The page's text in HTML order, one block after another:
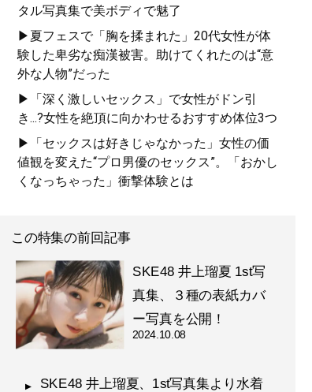
タル写真集で美ボディで魅了
▶夏フェスで「胸を揉まれた」20代女性が体
験した卑劣な痴漢被害。助けてくれたのは“意
外な人物”だった
▶「深く激しいセックス」で女性がドン引
き...?女性を絶頂に向かわせるおすすめ体位3つ
▶「セックスは好きじゃなかった」女性の価
値観を変えた“プロ男優のセックス”。「おかし
くなっちゃった」衝撃体験とは
この特集の前回記事
SKE48 井上瑠夏 1st写
真集、３種の表紙カバ
ー写真を公開！
2024.10.08
SKE48 井上瑠夏、1st写真集より水着